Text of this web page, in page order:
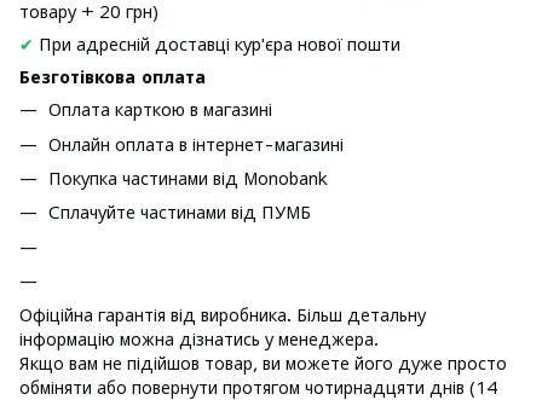
товару + 20 грн)
✔ При адресній доставці кур'єра нової пошти
Безготівкова оплата
Оплата карткою в магазині
Онлайн оплата в інтернет-магазині
Покупка частинами від Monobank
Сплачуйте частинами від ПУМБ
Офіційна гарантія від виробника. Більш детальну
інформацію можна дізнатись у менеджера.
Якщо вам не підійшов товар, ви можете його дуже просто
обміняти або повернути протягом чотирнадцяти днів (14